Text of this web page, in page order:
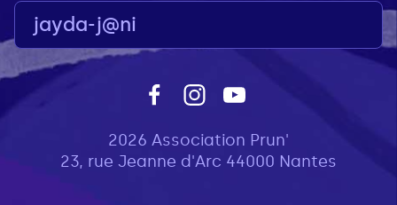
2026 Association Prun'
23, rue Jeanne d'Arc 44000 Nantes